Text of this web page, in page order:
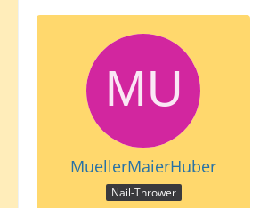
MuellerMaierHuber
Nail-Thrower